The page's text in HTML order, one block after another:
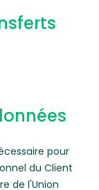
pour
du Client
de l'Union